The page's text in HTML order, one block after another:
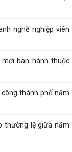
nghề nghiệp viên
ban hành thuộc
thành phố năm
thường lệ giữa năm